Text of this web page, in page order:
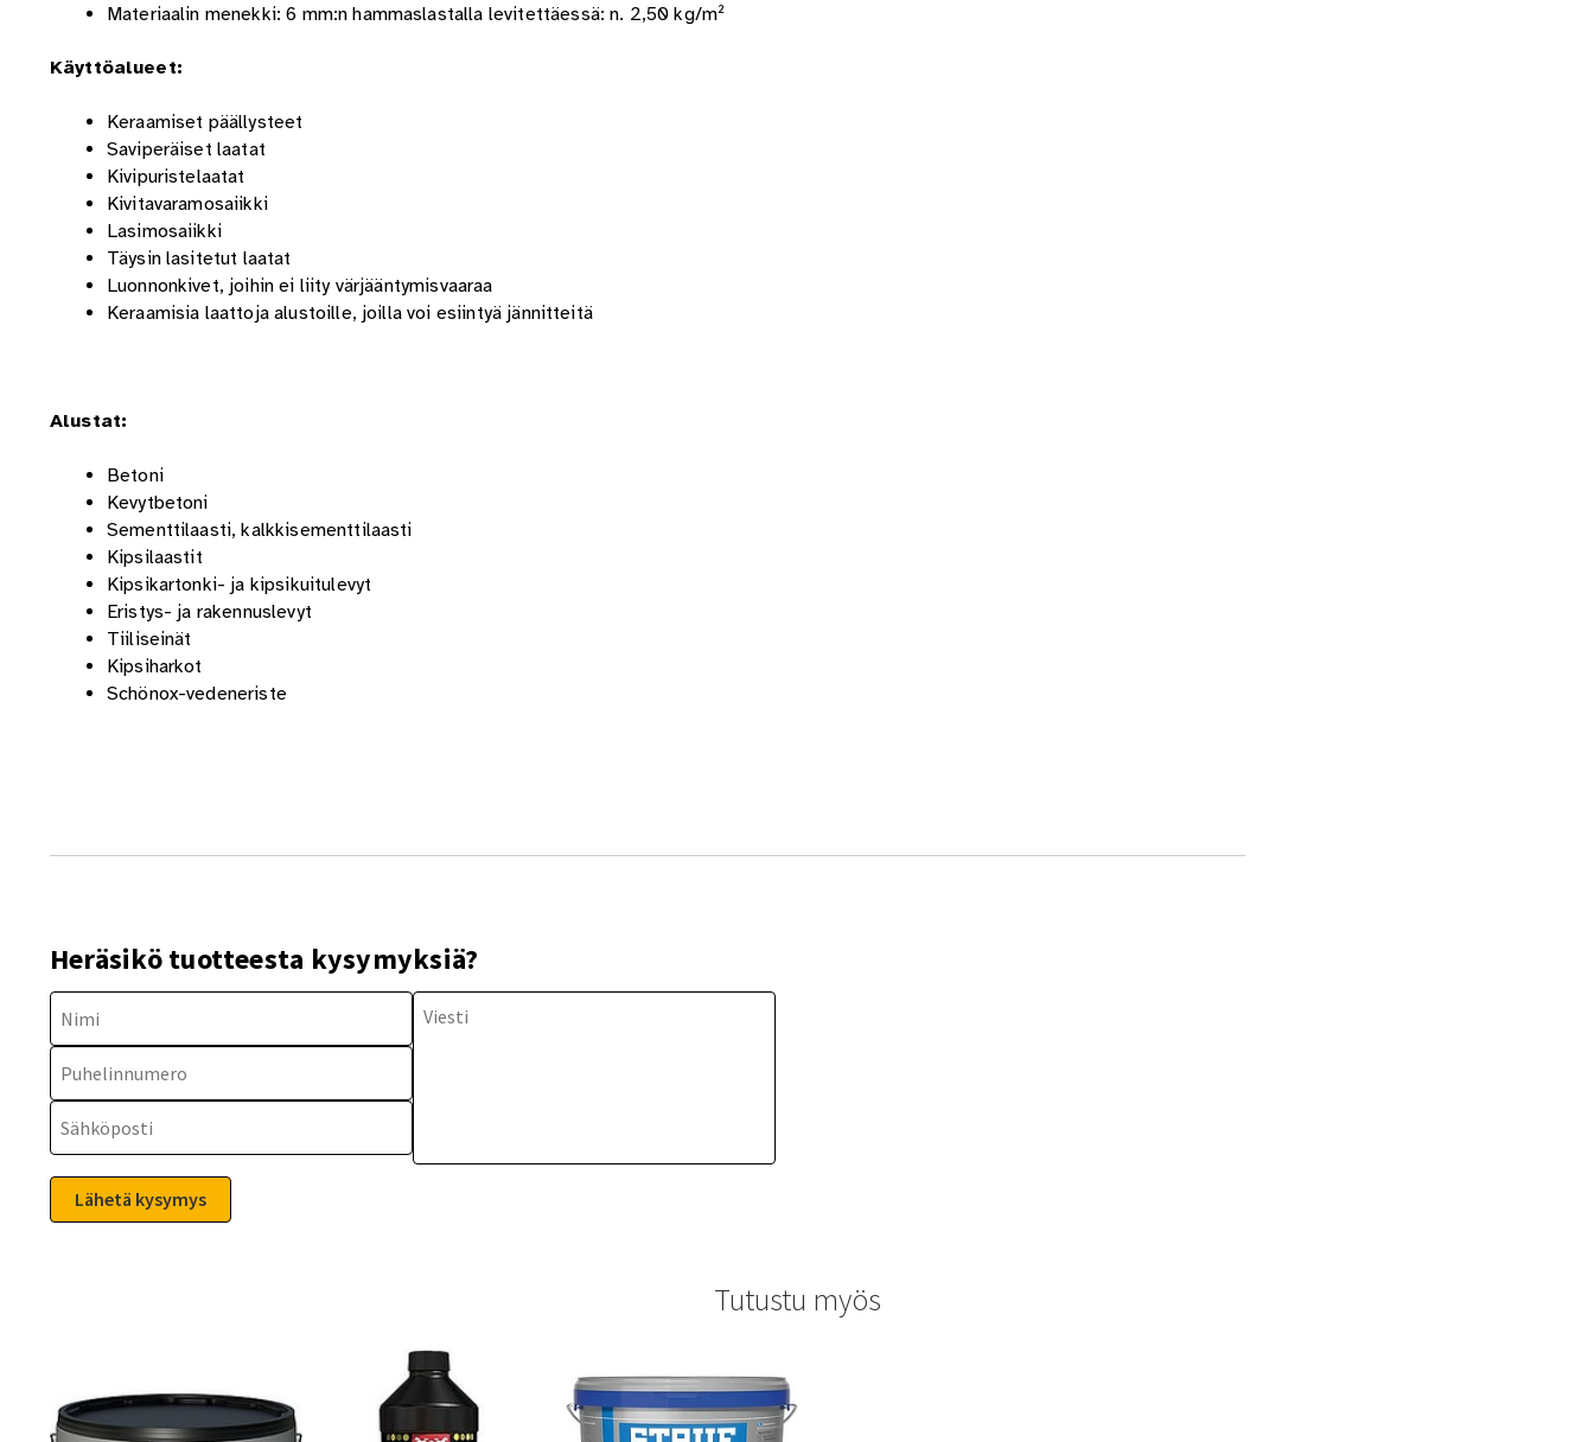
Materiaalin menekki: 6 mm:n hammaslastalla levitettäessä: n. 2,50 kg/m²
Käyttöalueet:
Keraamiset päällysteet
Saviperäiset laatat
Kivipuristelaatat
Kivitavaramosaiikki
Lasimosaiikki
Täysin lasitetut laatat
Luonnonkivet, joihin ei liity värjääntymisvaaraa
Keraamisia laattoja alustoille, joilla voi esiintyä jännitteitä
Alustat:
Betoni
Kevytbetoni
Sementtilaasti, kalkkisementtilaasti
Kipsilaastit
Kipsikartonki- ja kipsikuitulevyt
Eristys- ja rakennuslevyt
Tiiliseinät
Kipsiharkot
Schönox-vedeneriste
Heräsikö tuotteesta kysymyksiä?
Tutustu myös